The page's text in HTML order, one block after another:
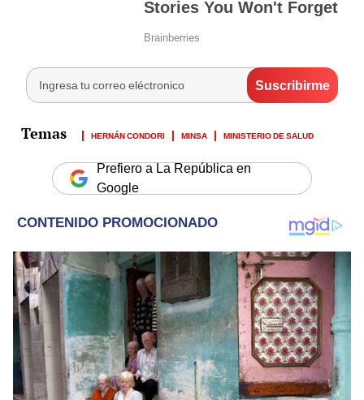
HERNÁN CONDORI MINSA MINISTERIO DE SALUD
Prefiero a La República en
Google